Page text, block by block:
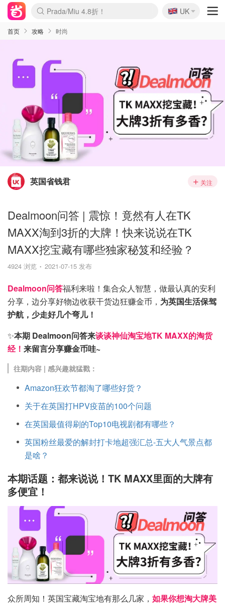
麦卢卡蜂蜜夏促！个位数！
Prada/Miu 4.8折！
啥？必胜客披萨5折！
🇬🇧
UK
首页 攻略 时尚
英国省钱君 关注
Dealmoon问答 | 震惊！竟然有人在TK
MAXX淘到3折的大牌！快来说说在TK
MAXX挖宝藏有哪些独家秘笈和经验？
4924 浏览 2021-07-15 发布
Dealmoon问答福利来啦！集合众人智慧，做最认真的安利
分享，边分享好物边收获干货边狂赚金币， 为英国生活保驾
护航，少走好几个弯儿！
✨本期 Dealmoon问答来谈谈神仙淘宝地TK MAXX的淘货
经！ 来留言分享赚金币哇~
往期内容 | 感兴趣就猛戳：
Amazon狂欢节都淘了哪些好货？
关于在英国打HPV疫苗的100个问题
在英国最值得刷的Top10电视剧都有哪些？
英国粉丝最爱的解封打卡地超强汇总-五大人气景点都
是啥？
本期话题：都来说说！TK MAXX里面的大牌有
多便宜！
众所周知！英国宝藏淘宝地有那么几家， 如果你想淘大牌美